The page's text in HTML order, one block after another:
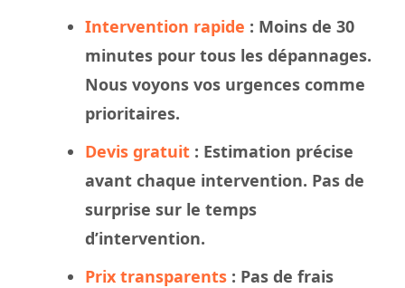
Intervention rapide : Moins de 30
minutes pour tous les dépannages.
Nous voyons vos urgences comme
prioritaires.
Devis gratuit : Estimation précise
avant chaque intervention. Pas de
surprise sur le temps
d’intervention.
Prix transparents : Pas de frais